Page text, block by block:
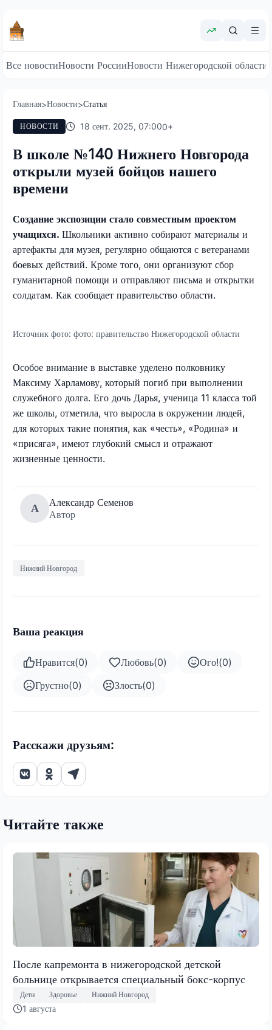
Все новостиНовости РоссииНовости Нижегородской области
Главная>Новости>Статья
НОВОСТИ 18 сент. 2025, 07:000+
В школе №140 Нижнего Новгорода
открыли музей бойцов нашего
времени
Создание экспозиции стало совместным проектом
учащихся. Школьники активно собирают материалы и
артефакты для музея, регулярно общаются с ветеранами
боевых действий. Кроме того, они организуют сбор
гуманитарной помощи и отправляют письма и открытки
солдатам. Как сообщает правительство области.
Источник фото: фото: правительство Нижегородской области
Особое внимание в выставке уделено полковнику
Максиму Харламову, который погиб при выполнении
служебного долга. Его дочь Дарья, ученица 11 класса той
же школы, отметила, что выросла в окружении людей,
для которых такие понятия, как «честь», «Родина» и
«присяга», имеют глубокий смысл и отражают
жизненные ценности.
А
Александр Семенов
Автор
Нижний Новгород
Ваша реакция
Нравится(0) Любовь(0) Ого!(0)
Грустно(0) Злость(0)
Расскажи друзьям:
Читайте также
После капремонта в нижегородской детской
больнице открывается специальный бокс-корпус
Дети Здоровье Нижний Новгород
1 августа